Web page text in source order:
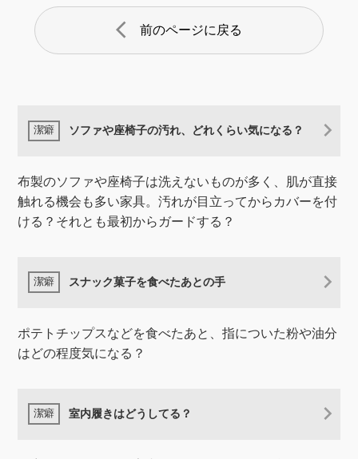
arrow_back_ios 前のページに戻る
ソファや座椅子の汚れ、どれくらい気になる？
布製のソファや座椅子は洗えないものが多く、肌が直接
触れる機会も多い家具。汚れが目立ってからカバーを付
ける？それとも最初からガードする？
スナック菓子を食べたあとの手
ポテトチップスなどを食べたあと、指についた粉や油分
はどの程度気になる？
室内履きはどうしてる？